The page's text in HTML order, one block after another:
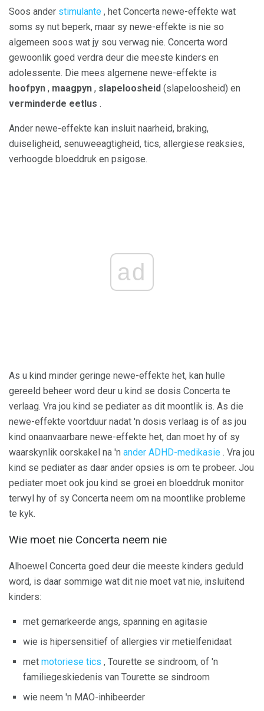
Soos ander stimulante , het Concerta newe-effekte wat
soms sy nut beperk, maar sy newe-effekte is nie so
algemeen soos wat jy sou verwag nie. Concerta word
gewoonlik goed verdra deur die meeste kinders en
adolessente. Die mees algemene newe-effekte is
hoofpyn , maagpyn , slapeloosheid (slapeloosheid) en
verminderde eetlus .
Ander newe-effekte kan insluit naarheid, braking,
duiseligheid, senuweeagtigheid, tics, allergiese reaksies,
verhoogde bloeddruk en psigose.
ad
As u kind minder geringe newe-effekte het, kan hulle
gereeld beheer word deur u kind se dosis Concerta te
verlaag. Vra jou kind se pediater as dit moontlik is. As die
newe-effekte voortduur nadat 'n dosis verlaag is of as jou
kind onaanvaarbare newe-effekte het, dan moet hy of sy
waarskynlik oorskakel na 'n ander ADHD-medikasie . Vra jou
kind se pediater as daar ander opsies is om te probeer. Jou
pediater moet ook jou kind se groei en bloeddruk monitor
terwyl hy of sy Concerta neem om na moontlike probleme
te kyk.
Wie moet nie Concerta neem nie
Alhoewel Concerta goed deur die meeste kinders geduld
word, is daar sommige wat dit nie moet vat nie, insluitend
kinders:
met gemarkeerde angs, spanning en agitasie
wie is hipersensitief of allergies vir metielfenidaat
met motoriese tics , Tourette se sindroom, of 'n
familiegeskiedenis van Tourette se sindroom
wie neem 'n MAO-inhibeerder